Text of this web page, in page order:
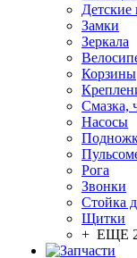
Детские
Замки
Зеркала
Корзины
Смазка,
Насосы
Рога
Звонки
Стойка
Щитки
+ ЕЩЕ